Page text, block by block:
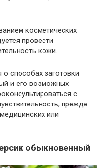
косметических
провести
кожи.
о способах заготовки
и его возможных
с
прежде
или
обыкновенный